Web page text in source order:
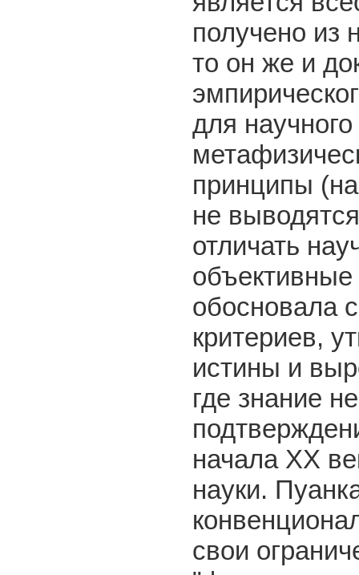
получено из
то он же и
для
принципы
не
отличать
обосновала
критериев,
истины и
где знание
начала XX
науки.
свои